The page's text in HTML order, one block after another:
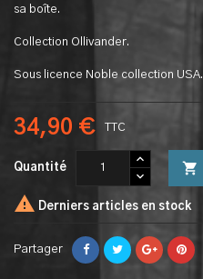
sa boîte.
Collection Ollivander.
Sous licence Noble collection USA.
34,90 € TTC
Quantité 
 Derniers articles en stock
Partager